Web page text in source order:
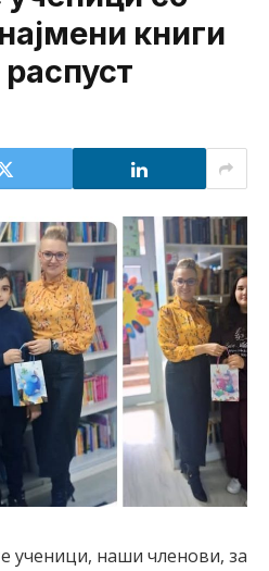
книги
ученици, наши членови, за